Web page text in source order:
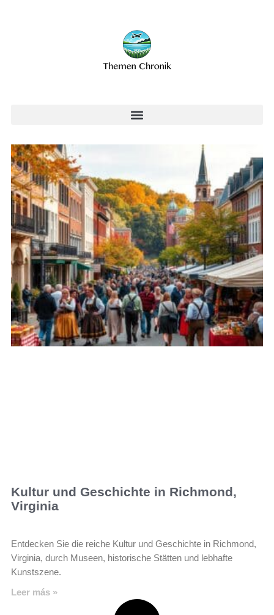
Kultur und Geschichte in Richmond,
Virginia
Entdecken Sie die reiche Kultur und Geschichte in Richmond,
Virginia, durch Museen, historische Stätten und lebhafte
Kunstszene.
Leer más »